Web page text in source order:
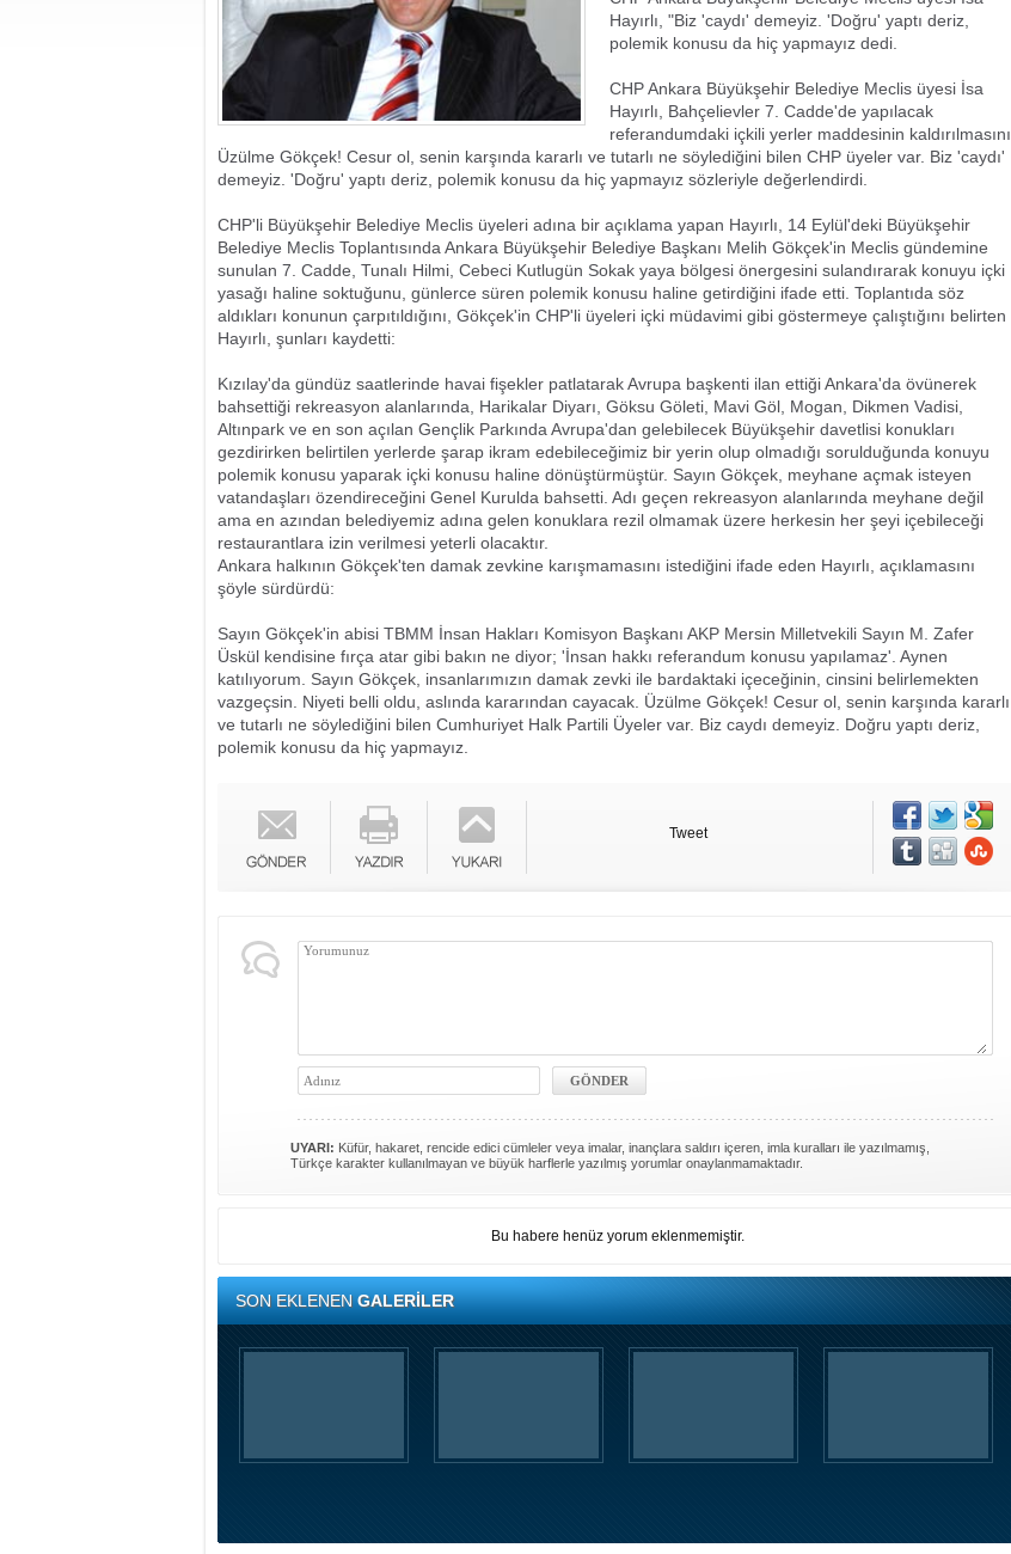
Hayırlı, "Biz 'caydı' demeyiz. 'Doğru' yaptı deriz,
polemik konusu da hiç yapmayız dedi.
CHP Ankara Büyükşehir Belediye Meclis üyesi İsa
Hayırlı, Bahçelievler 7. Cadde'de yapılacak
referandumdaki içkili yerler maddesinin kaldırılmasını
Üzülme Gökçek! Cesur ol, senin karşında kararlı ve tutarlı ne söylediğini bilen CHP üyeler var. Biz 'caydı'
demeyiz. 'Doğru' yaptı deriz, polemik konusu da hiç yapmayız sözleriyle değerlendirdi.
CHP'li Büyükşehir Belediye Meclis üyeleri adına bir açıklama yapan Hayırlı, 14 Eylül'deki Büyükşehir
Belediye Meclis Toplantısında Ankara Büyükşehir Belediye Başkanı Melih Gökçek'in Meclis gündemine
sunulan 7. Cadde, Tunalı Hilmi, Cebeci Kutlugün Sokak yaya bölgesi önergesini sulandırarak konuyu içki
yasağı haline soktuğunu, günlerce süren polemik konusu haline getirdiğini ifade etti. Toplantıda söz
aldıkları konunun çarpıtıldığını, Gökçek'in CHP'li üyeleri içki müdavimi gibi göstermeye çalıştığını belirten
Hayırlı, şunları kaydetti:
Kızılay'da gündüz saatlerinde havai fişekler patlatarak Avrupa başkenti ilan ettiği Ankara'da övünerek
bahsettiği rekreasyon alanlarında, Harikalar Diyarı, Göksu Göleti, Mavi Göl, Mogan, Dikmen Vadisi,
Altınpark ve en son açılan Gençlik Parkında Avrupa'dan gelebilecek Büyükşehir davetlisi konukları
gezdirirken belirtilen yerlerde şarap ikram edebileceğimiz bir yerin olup olmadığı sorulduğunda konuyu
polemik konusu yaparak içki konusu haline dönüştürmüştür. Sayın Gökçek, meyhane açmak isteyen
vatandaşları özendireceğini Genel Kurulda bahsetti. Adı geçen rekreasyon alanlarında meyhane değil
ama en azından belediyemiz adına gelen konuklara rezil olmamak üzere herkesin her şeyi içebileceği
restaurantlara izin verilmesi yeterli olacaktır.
Ankara halkının Gökçek'ten damak zevkine karışmamasını istediğini ifade eden Hayırlı, açıklamasını
şöyle sürdürdü:
Sayın Gökçek'in abisi TBMM İnsan Hakları Komisyon Başkanı AKP Mersin Milletvekili Sayın M. Zafer
Üskül kendisine fırça atar gibi bakın ne diyor; 'İnsan hakkı referandum konusu yapılamaz'. Aynen
katılıyorum. Sayın Gökçek, insanlarımızın damak zevki ile bardaktaki içeceğinin, cinsini belirlemekten
vazgeçsin. Niyeti belli oldu, aslında kararından cayacak. Üzülme Gökçek! Cesur ol, senin karşında kararlı
ve tutarlı ne söylediğini bilen Cumhuriyet Halk Partili Üyeler var. Biz caydı demeyiz. Doğru yaptı deriz,
polemik konusu da hiç yapmayız.
Tweet
UYARI: Küfür, hakaret, rencide edici cümleler veya imalar, inançlara saldırı içeren, imla kuralları ile yazılmamış,
Türkçe karakter kullanılmayan ve büyük harflerle yazılmış yorumlar onaylanmamaktadır.
Bu habere henüz yorum eklenmemiştir.
SON EKLENENGALERİLER